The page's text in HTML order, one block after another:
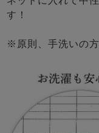
す！
※原則、手洗いの